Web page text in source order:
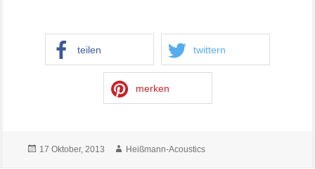
teilen twittern
merken
Veröffentlicht
17 Oktober, 2013 Autor
Heißmann-Acoustics